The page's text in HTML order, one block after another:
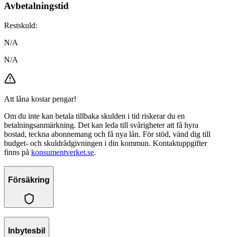
Avbetalningstid
Restskuld:
N/A
N/A
Att låna kostar pengar!
Om du inte kan betala tillbaka skulden i tid riskerar du en
betalningsanmärkning. Det kan leda till svårigheter att få hyra
bostad, teckna abonnemang och få nya lån. För stöd, vänd dig till
budget- och skuldrådgivningen i din kommun. Kontaktuppgifter
finns på konsumentverket.se.
Försäkring
Inbytesbil